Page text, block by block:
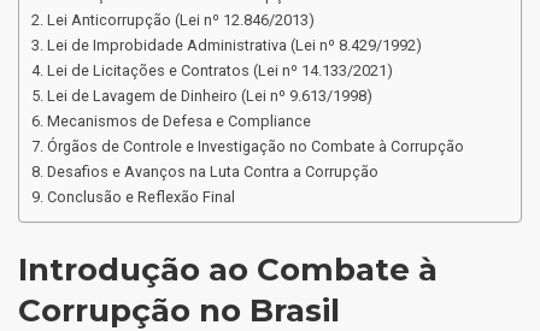
Lei Anticorrupção (Lei nº 12.846/2013)
Lei de Improbidade Administrativa (Lei nº 8.429/1992)
Lei de Licitações e Contratos (Lei nº 14.133/2021)
Lei de Lavagem de Dinheiro (Lei nº 9.613/1998)
Mecanismos de Defesa e Compliance
Órgãos de Controle e Investigação no Combate à Corrupção
Desafios e Avanços na Luta Contra a Corrupção
Conclusão e Reflexão Final
Introdução ao Combate à
Corrupção no Brasil